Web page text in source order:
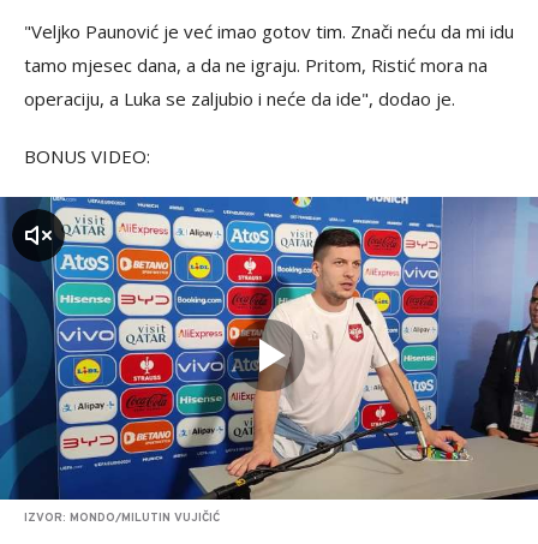
"Veljko Paunović je već imao gotov tim. Znači neću da mi idu
tamo mjesec dana, a da ne igraju. Pritom, Ristić mora na
operaciju, a Luka se zaljubio i neće da ide", dodao je.
BONUS VIDEO:
IZVOR: MONDO/MILUTIN VUJIČIĆ